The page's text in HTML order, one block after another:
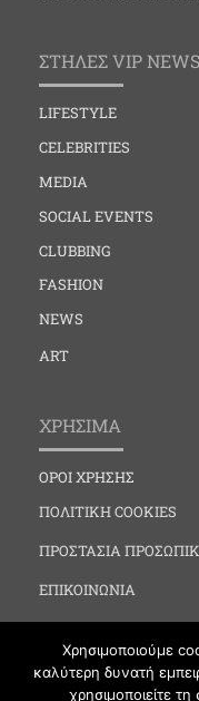
ΣΤΗΛΕΣ VIP NEWS
LIFESTYLE
CELEBRITIES
MEDIA
SOCIAL EVENTS
CLUBBING
FASHION
NEWS
ART
ΧΡΗΣΙΜΑ
ΟΡΟΙ ΧΡΗΣΗΣ
ΠΟΛΙΤΙΚΗ COOKIES
ΠΡΟΣΤΑΣΙΑ
ΕΠΙΚΟΙΝΩΝΙΑ
Χρησιμοποιούμε
καλύτερη δυνατή
χρησιμοποιείτε